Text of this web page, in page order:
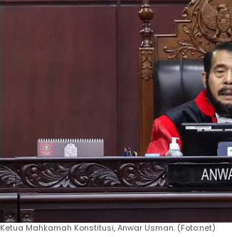
Ketua Mahkamah Konstitusi, Anwar Usman. (Foto:net)